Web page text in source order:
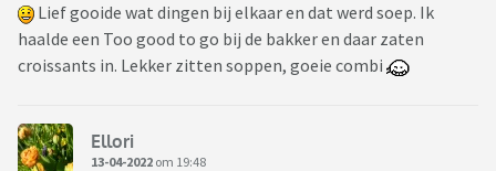
Lief gooide wat dingen bij elkaar en dat werd soep. Ik
haalde een Too good to go bij de bakker en daar zaten
croissants in. Lekker zitten soppen, goeie combi
Ellori
13-04-2022 om 19:48